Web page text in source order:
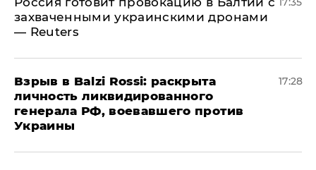
захваченными украинскими дронами
— Reuters
​Взрыв в Balzi Rossi: раскрыта
личность ликвидированного
генерала РФ, воевавшего против
Украины
17:28